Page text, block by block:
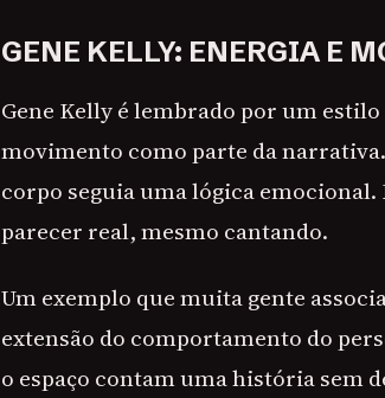
GENE KELLY: ENERGIA E
Gene Kelly é lembrado por um
movimento como parte da
corpo seguia uma lógica emocional.
parecer real, mesmo cantando.
Um exemplo que muita gente
extensão do comportamento do
o espaço contam uma história sem